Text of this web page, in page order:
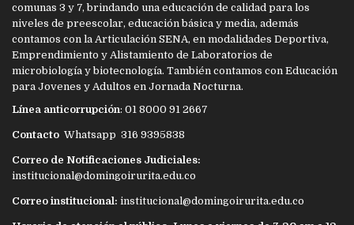
comunas 3 y 7, brindando una educación de calidad para los
niveles de preescolar, educación básica y media, además
contamos con la Articulación SENA, en modalidades Deportiva,
Emprendimiento y Alistamiento de Laboratorios de
microbiología y biotecnología. También contamos con Educación
para Jovenes y Adultos en Jornada Nocturna.
Línea anticorrupción: 01 8000 91 2667
Contacto Whatsapp 316 9395838
Correo de Notificaciones Judiciales:
institucional@domingoirurita.edu.co
Correo institucional: institucional@domingoirurita.edu.co